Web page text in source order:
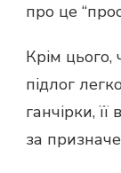
про це
Крім цього,
підлог
ганчірки,
за